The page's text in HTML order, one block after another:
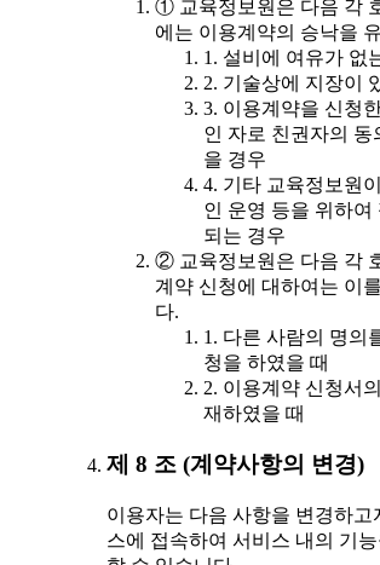
① 교육정보원은 다음 각
에는 이용계약의 승낙을
1. 설비에 여유가 없
2. 기술상에 지장이
3. 이용계약을 신청
인 자로 친권자의 동
을 경우
4. 기타 교육정보원
인 운영 등을 위하여
되는 경우
② 교육정보원은 다음 각
계약 신청에 대하여는 이
다.
1. 다른 사람의 명의
청을 하였을 때
2. 이용계약 신청서
재하였을 때
제 8 조 (계약사항의 변경)
이용자는 다음 사항을 변경하고
스에 접속하여 서비스 내의 기